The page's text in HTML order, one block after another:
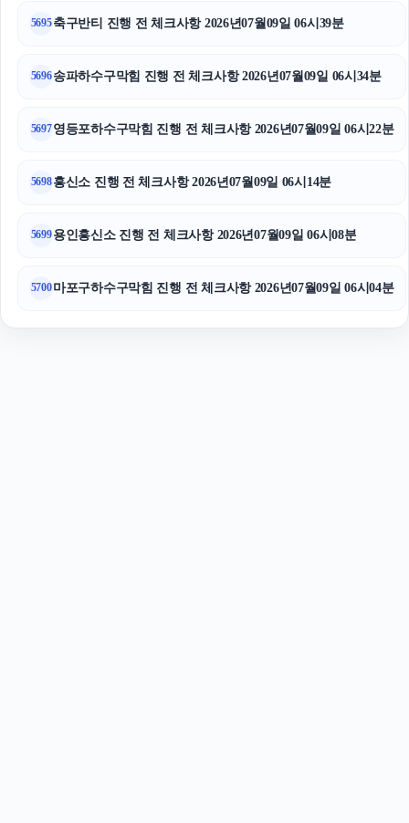
용인흥신소
5695축구반티 진행 전 체크사항 2026년07월09일 06시39분
5696송파하수구막힘 진행 전 체크사항 2026년07월09일 06시34분
5697영등포하수구막힘 진행 전 체크사항 2026년07월09일 06시22분
5698흥신소 진행 전 체크사항 2026년07월09일 06시14분
5699용인흥신소 진행 전 체크사항 2026년07월09일 06시08분
5700마포구하수구막힘 진행 전 체크사항 2026년07월09일 06시04분